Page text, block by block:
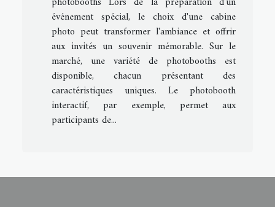
événement spécial, le choix d'une cabine
photo peut transformer l'ambiance et offrir
aux invités un souvenir mémorable. Sur le
marché, une variété de photobooths est
disponible, chacun présentant des
caractéristiques uniques. Le photobooth
interactif, par exemple, permet aux
participants de...